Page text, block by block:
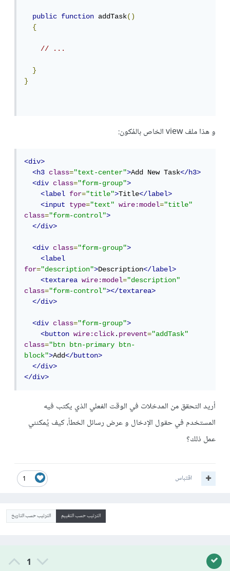
public function addTask()
{
// ...
}
}
و هذا ملف view الخاص بالمُكون:
<div>
<h3
class="text-center">Add New Task</h3>
<div
class="form-group">
<label
for="title">Title</label>
<input
type="text" wire:model="title"
class="form-control">
</div>
<div class="form-group">
<label
for="description">Description</label>
<textarea
wire:model="description"
class="form-control"></textarea>
</div>
<div class="form-group">
<button
wire:click.prevent="addTask"
class="btn btn-primary btn-
block">Add</button>
</div>
</div>
أريد التحقق من المدخلات في الوقت الفعلي الذي يكتب فيه
المستخدم في حقول الإدخال و عرض رسائل الخطأ، كيف يُمكنني
عمل ذلك؟
1 اقتباس
الترتيب حسب التقييم الترتيب حسب التاريخ
1